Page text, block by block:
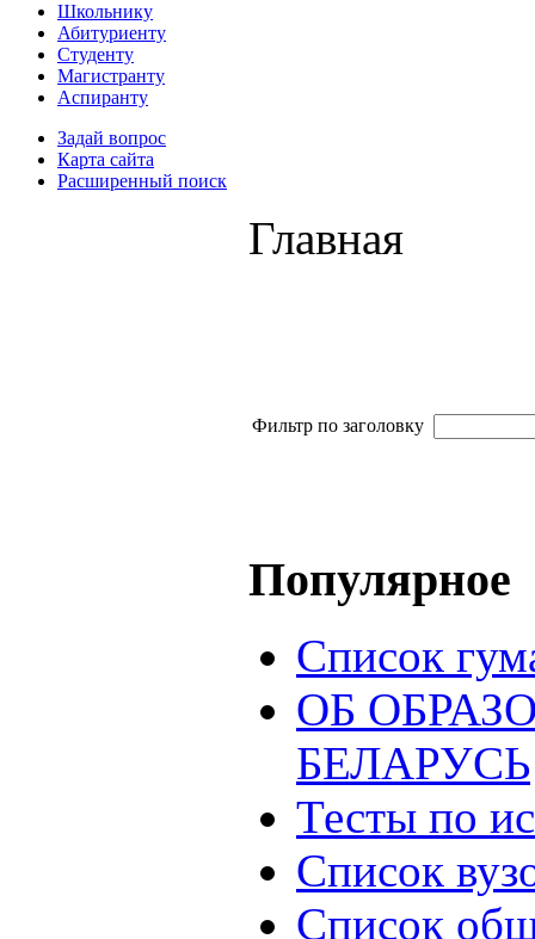
Школьнику
Абитуриенту
Студенту
Магистранту
Аспиранту
Задай вопрос
Карта сайта
Расширенный поиск
Главная
Фильтр по заголовку
Популярное
Список
ОБ
БЕЛАРУСЬ
Тесты по
Список
Список